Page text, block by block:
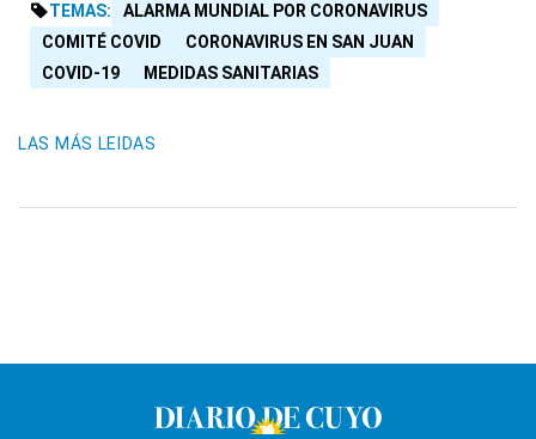
TEMAS:
ALARMA MUNDIAL POR CORONAVIRUS
COMITÉ COVID
CORONAVIRUS EN SAN JUAN
COVID-19
MEDIDAS SANITARIAS
LAS MÁS LEIDAS